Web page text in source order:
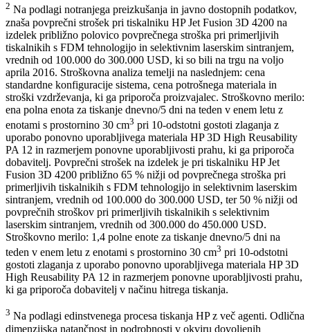
2 Na podlagi notranjega preizkušanja in javno dostopnih podatkov,
znaša povprečni strošek pri tiskalniku HP Jet Fusion 3D 4200 na
izdelek približno polovico povprečnega stroška pri primerljivih
tiskalnikih s FDM tehnologijo in selektivnim laserskim sintranjem,
vrednih od 100.000 do 300.000 USD, ki so bili na trgu na voljo
aprila 2016. Stroškovna analiza temelji na naslednjem: cena
standardne konfiguracije sistema, cena potrošnega materiala in
stroški vzdrževanja, ki ga priporoča proizvajalec. Stroškovno merilo:
ena polna enota za tiskanje dnevno/5 dni na teden v enem letu z
enotami s prostornino 30 cm3 pri 10-odstotni gostoti zlaganja z
uporabo ponovno uporabljivega materiala HP 3D High Reusability
PA 12 in razmerjem ponovne uporabljivosti prahu, ki ga priporoča
dobavitelj. Povprečni strošek na izdelek je pri tiskalniku HP Jet
Fusion 3D 4200 približno 65 % nižji od povprečnega stroška pri
primerljivih tiskalnikih s FDM tehnologijo in selektivnim laserskim
sintranjem, vrednih od 100.000 do 300.000 USD, ter 50 % nižji od
povprečnih stroškov pri primerljivih tiskalnikih s selektivnim
laserskim sintranjem, vrednih od 300.000 do 450.000 USD.
Stroškovno merilo: 1,4 polne enote za tiskanje dnevno/5 dni na
teden v enem letu z enotami s prostornino 30 cm3 pri 10-odstotni
gostoti zlaganja z uporabo ponovno uporabljivega materiala HP 3D
High Reusability PA 12 in razmerjem ponovne uporabljivosti prahu,
ki ga priporoča dobavitelj v načinu hitrega tiskanja.
3 Na podlagi edinstvenega procesa tiskanja HP z več agenti. Odlična
dimenzijska natančnost in podrobnosti v okviru dovoljenih